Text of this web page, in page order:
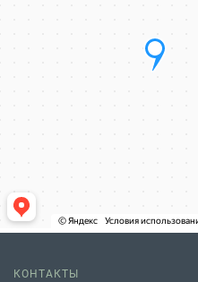
КОНТАКТЫ